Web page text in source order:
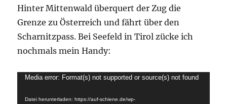
Hinter Mittenwald überquert der Zug die
Grenze zu Österreich und fährt über den
Scharnitzpass. Bei Seefeld in Tirol zücke ich
nochmals mein Handy:
Video-
Media error: Format(s) not supported or source(s) not found
Datei herunterladen: https://auf-schiene.de/wp-